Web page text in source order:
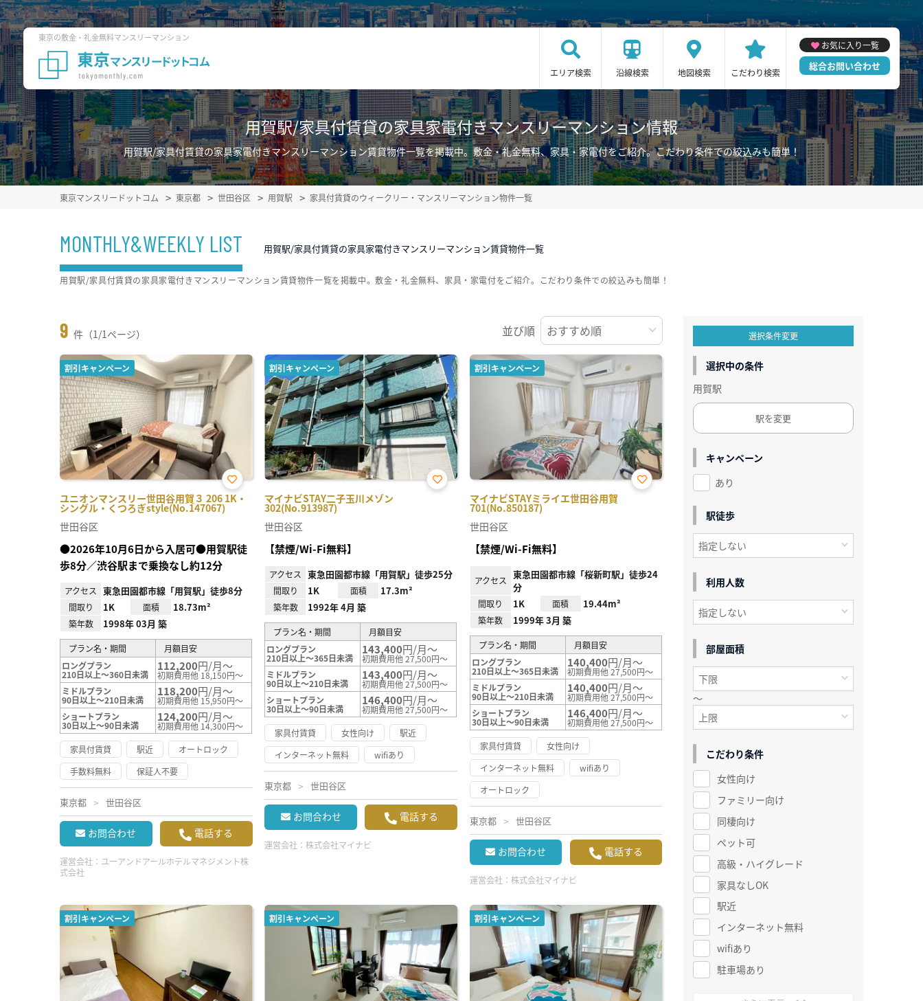
東京の敷金・礼金無料マンスリーマンション
エリア検索 沿線検索 地図検索 こだわり検索
お気に入り一覧
総合お問い合わせ
用賀駅/家具付賃貸の家具家電付きマンスリーマンション情報
用賀駅/家具付賃貸の家具家電付きマンスリーマンション賃貸物件一覧を掲載中。敷金・礼金無料、家具・家電付をご紹介。こだわり条件での絞込みも簡単！
東京マンスリードットコム 東京都 世田谷区 用賀駅 家具付賃貸のウィークリー・マンスリーマンション物件一覧
MONTHLY&WEEKLY LIST 用賀駅/家具付賃貸の家具家電付きマンスリーマンション賃貸物件一覧
9 件（1/1ページ） 並び順
割引キャンペーン
ユニオンマンスリー世田谷用賀３ 206 1K・
シングル・くつろぎstyle(No.147067)
お気
に入
り登
世田谷区
●2026年10月6日から入居可●用賀駅徒
歩8分／渋谷駅まで乗換なし約12分
アクセス 東急田園都市線「用賀駅」徒歩8分
間取り 1K 面積 18.73m²
築年数 1998年 03月 築
プラン名・期間
月額目安
ロングプラン
210日以上～360日未満
112,200円/月～
初期費用他 18,150円～
ミドルプラン
90日以上～210日未満
118,200円/月～
初期費用他 15,950円～
ショートプラン
30日以上～90日未満
124,200円/月～
初期費用他 14,300円～
家具付賃貸
駅近
オートロック
手数料無料
保証人不要
東京都 世田谷区
お問合わせ 電話する
運営会社： ユーアンドアールホテルマネジメント株
式会社
割引キャンペーン
マイナビSTAY二子玉川メゾン
302(No.913987)
お気
世田谷区
【禁煙/Wi-Fi無料】
アクセス 東急田園都市線「用賀駅」徒歩25分
間取り 1K 面積 17.3m²
築年数 1992年 4月 築
プラン名・期間
月額目安
ロングプラン
210日以上～365日未満
143,400円/月～
初期費用他 27,500円～
ミドルプラン
90日以上～210日未満
143,400円/月～
初期費用他 27,500円～
ショートプラン
30日以上～90日未満
146,400円/月～
初期費用他 27,500円～
家具付賃貸
女性向け
駅近
インターネット無料
wifiあり
東京都 世田谷区
お問合わせ 電話する
運営会社：株式会社マイナビ
割引キャンペーン
マイナビSTAYミライエ世田谷用賀
701(No.850187)
お気
世田谷区
【禁煙/Wi-Fi無料】
アクセス
東急田園都市線「桜新町駅」徒歩24
分
間取り 1K 面積 19.44m²
築年数 1999年 3月 築
プラン名・期間
月額目安
ロングプラン
210日以上～365日未満
140,400円/月～
初期費用他 27,500円～
ミドルプラン
90日以上～210日未満
140,400円/月～
初期費用他 27,500円～
ショートプラン
30日以上～90日未満
146,400円/月～
初期費用他 27,500円～
家具付賃貸
女性向け
インターネット無料
wifiあり
オートロック
東京都 世田谷区
お問合わせ 電話する
運営会社： 株式会社マイナビ
割引キャンペーン 割引キャンペーン 割引キャンペーン
用賀駅/家具付賃貸の家具家電付きマンスリーマンション賃貸物件一覧を掲載中。敷金・礼金無料、家具・家電付をご紹介。こだわり条件での絞込みも簡単！
選択条件変更
選択中の条件
用賀駅
駅を変更
キャンペーン
あり
駅徒歩
利用人数
部屋面積
～
こだわり条件
女性向け
ファミリー向け
同棲向け
ペット可
高級・ハイグレード
家具なしOK
駅近
インターネット無料
wifiあり
駐車場あり